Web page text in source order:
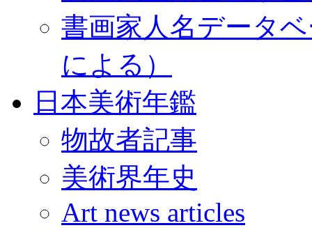
書画家人名データ
による）
日本美術年鑑
物故者記事
美術界年史
Art news articles